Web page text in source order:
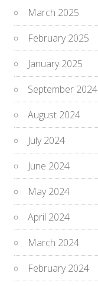
March 2025
February 2025
January 2025
September 2024
August 2024
July 2024
June 2024
May 2024
April 2024
March 2024
February 2024